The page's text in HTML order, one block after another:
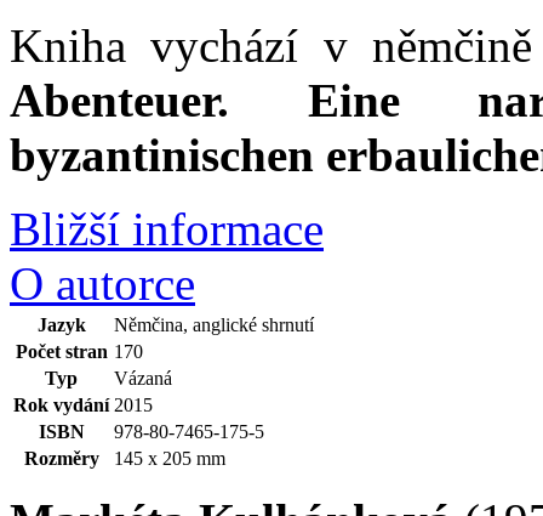
Kniha vychází v
Abenteuer. Eine
byzantinischen
Bližší informace
O autorce
Jazyk
Němčina, anglické shrnutí
Počet stran 170
Typ
Vázaná
Rok vydání 2015
ISBN
978-80-7465-175-5
Rozměry
145 x 205 mm